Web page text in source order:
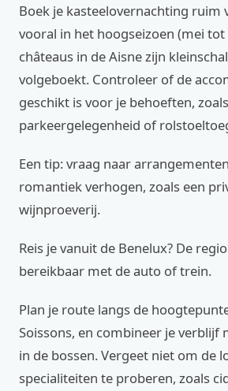
Boek je kasteelovernachting ruim
vooral in het hoogseizoen (mei tot
châteaus in de Aisne zijn
volgeboekt. Controleer of de
geschikt is voor je behoeften, zoals
parkeergelegenheid of
Een tip: vraag naar
romantiek verhogen, zoals een
wijnproeverij.
Reis je vanuit de Benelux? De
bereikbaar met de auto of trein.
Plan je route langs de
Soissons, en combineer je verblijf
in de bossen. Vergeet niet om de
specialiteiten te proberen, zoals